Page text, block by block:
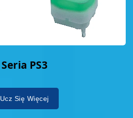
Seria PS3
Ucz Się Więcej